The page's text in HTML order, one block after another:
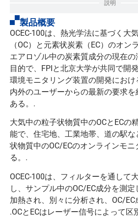
説明
製品概要
OCEC-100は、熱光学法に基づく大
（OC）と元素状炭素（EC）のオン
エアロゾル中の炭素質成分の現在
目的で、FPIと北京大学が共同で開
環境モニタリング装置の開発にお
内外のユーザーからの最新の要求
ある。.
大気中の粒子状物質中のOCとECの
能で、住宅地、工業地帯、道の駅
状物質中のOC/ECのオンラインモニ
る。.
OCEC-100は、フィルターを通して
し、サンプル中のOC/EC成分を測
加熱され、別々に分析され、OC/EC
.OCとECはレーザー信号によって区